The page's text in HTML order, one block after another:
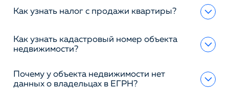
Как узнать налог с продажи квартиры?
Как узнать кадастровый номер объекта
недвижимости?
Почему у объекта недвижимости нет
данных о владельцах в ЕГРН?